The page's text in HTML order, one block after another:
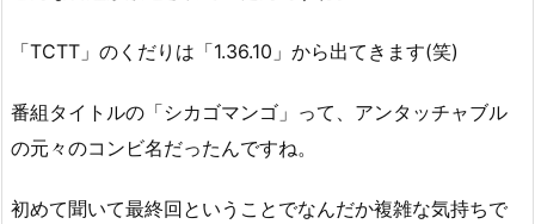
「TCTT」のくだりは「1.36.10」から出てきます(笑)
番組タイトルの「シカゴマンゴ」って、アンタッチャブル
の元々のコンビ名だったんですね。
初めて聞いて最終回ということでなんだか複雑な気持ちで